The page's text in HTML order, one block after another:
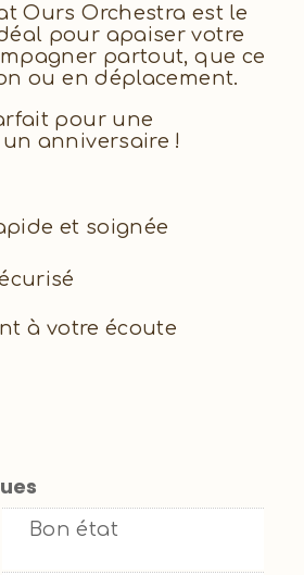
Ours Orchestra est le
pour apaiser votre
partout, que ce
ou en déplacement.
pour une
anniversaire !
et soignée
à votre écoute
Bon état